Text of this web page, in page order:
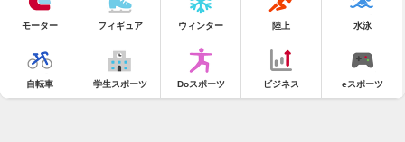
モーター フィギュア ウィンター 陸上 水泳
自転車 学生スポーツ Doスポーツ ビジネス eスポーツ